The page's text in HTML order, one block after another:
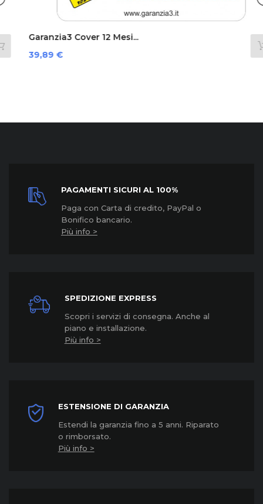
Garanzia3 Cover 12 Mesi...
Prezzo
39,89 €
PAGAMENTI SICURI AL 100%
Paga con Carta di credito, PayPal o
Bonifico bancario.
Più info >
SPEDIZIONE EXPRESS
Scopri i servizi di consegna. Anche al
piano e installazione.
Più info >
ESTENSIONE DI GARANZIA
Estendi la garanzia fino a 5 anni. Riparato
o rimborsato.
Più info >